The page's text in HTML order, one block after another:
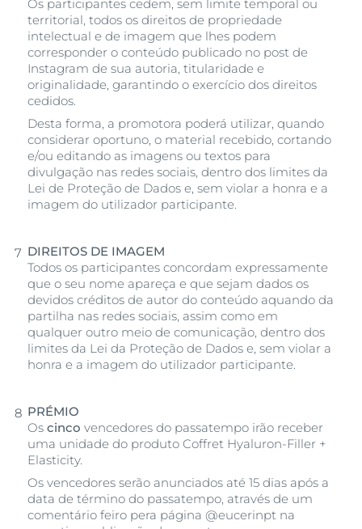
Os participantes cedem, sem limite temporal ou
territorial, todos os direitos de propriedade
intelectual e de imagem que lhes podem
corresponder o conteúdo publicado no post de
Instagram de sua autoria, titularidade e
originalidade, garantindo o exercício dos direitos
cedidos.
Desta forma, a promotora poderá utilizar, quando
considerar oportuno, o material recebido, cortando
e/ou editando as imagens ou textos para
divulgação nas redes sociais, dentro dos limites da
Lei de Proteção de Dados e, sem violar a honra e a
imagem do utilizador participante.
DIREITOS DE IMAGEM
Todos os participantes concordam expressamente
que o seu nome apareça e que sejam dados os
devidos créditos de autor do conteúdo aquando da
partilha nas redes sociais, assim como em
qualquer outro meio de comunicação, dentro dos
limites da Lei da Proteção de Dados e, sem violar a
honra e a imagem do utilizador participante.
PRÉMIO
Os cinco vencedores do passatempo irão receber
uma unidade do produto Coffret Hyaluron-Filler +
Elasticity.
Os vencedores serão anunciados até 15 dias após a
data de término do passatempo, através de um
comentário feiro pera página @eucerinpt na